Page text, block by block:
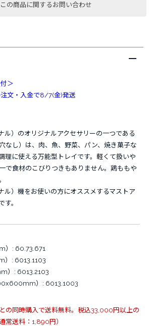
この商品に関するお問い合わせ
＞
文・入金で8/7(金)発送
ル）のオリジナルアクセサリーの一つである
なし）は、肉、魚、野菜、パン、焼き菓子な
理に使える万能型トレイです。軽くて扱いや
で食材のこびりつきもありません。鶏ももや
ル）機をお使いの方にオススメするマストア
す。
）: 60.73.671
）: 6013.1103
）: 6013.2103
）: 6013.1003
の同時購入で送料無料。税込33,000円以上の
常送料：1,890円）